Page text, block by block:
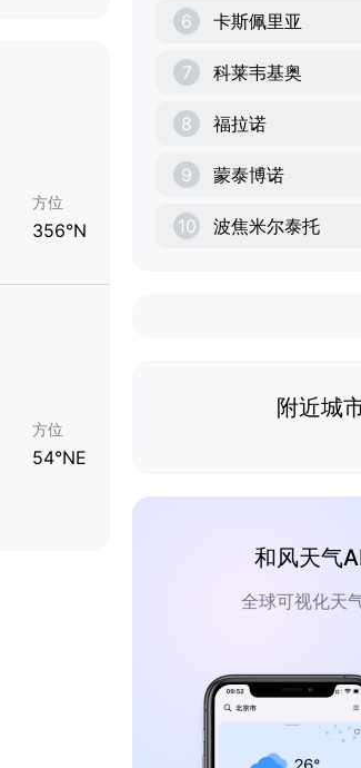
方位
356°N
方位
54°NE
6 卡斯佩里亚
7 科莱韦基奥
8 福拉诺
9 蒙泰博诺
10 波焦米尔泰托
附近城
和风天气
全球可视化天